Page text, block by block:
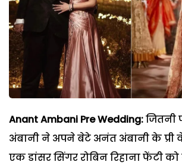
Anant Ambani Pre Wedding:
अंबानी ने अपने बेटे अनंत अंबानी के प्री
एक डांसर सिंगर रोबिन रिहाना फेंटी को